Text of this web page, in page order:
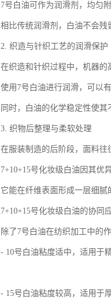
7号白油可作为润滑剂，均匀
相比传统润滑剂，白油不会残
2. 织造与针织工艺的润滑保护
在织造和针织过程中，机器的
使用7号白油进行润滑，可以
同时，白油的化学稳定性使其
3. 织物后整理与柔软处理
在服装制造的后阶段，面料往
7+10+15号化妆级白油因其优
它能在纤维表面形成一层细腻
7+10+15号化妆级白油的协同
除了7号白油在纺织加工中的
- 10号白油粘度适中，适用于
- 15号白油粘度较高，适用于